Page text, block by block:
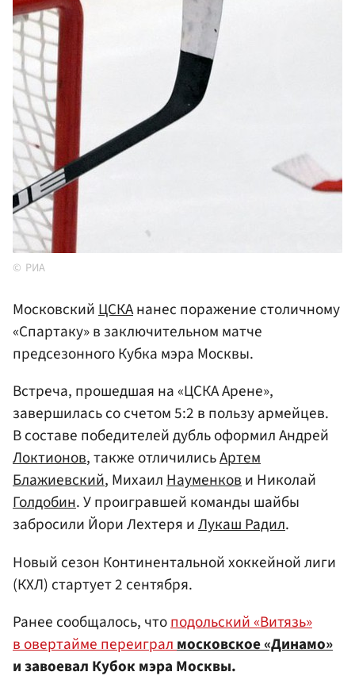
РИА
МосковскийЦСКАнанес поражение столичному
«Спартаку» в заключительном матче
предсезонного Кубка мэра Москвы.
Встреча, прошедшая на «ЦСКА Арене»,
завершилась со счетом 5:2 в пользу армейцев.
В составе победителей дубль оформил Андрей
Локтионов, также отличилисьАртем
Блажиевский, МихаилНауменкови Николай
Голдобин. У проигравшей команды шайбы
забросили Йори Лехтеря иЛукаш Радил.
Новый сезон Континентальной хоккейной лиги
(КХЛ) стартует 2 сентября.
Ранее сообщалось, чтоподольский «Витязь»
в овертайме переигралмосковское «Динамо»
и завоевал Кубок мэра Москвы.